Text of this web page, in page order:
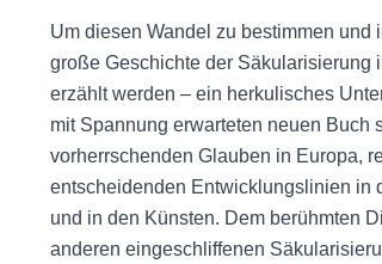
Um diesen Wandel zu bestimmen
große Geschichte der Säkularisierung
erzählt werden – ein herkulisches
mit Spannung erwarteten neuen Buch
vorherrschenden Glauben in Europa,
entscheidenden Entwicklungslinien in
und in den Künsten. Dem berühmten
anderen eingeschliffenen